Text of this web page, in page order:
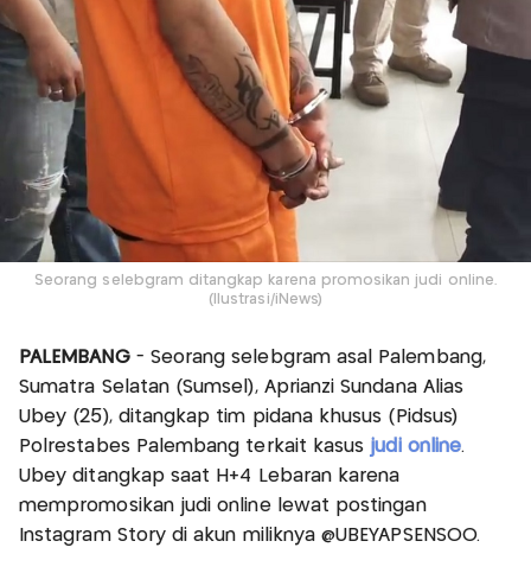
Seorang selebgram ditangkap karena promosikan judi online.
(Ilustrasi/iNews)
PALEMBANG- Seorang selebgram asal Palembang,
Sumatra Selatan (Sumsel), Aprianzi Sundana Alias
Ubey (25), ditangkap tim pidana khusus (Pidsus)
Polrestabes Palembang terkait kasus judi online.
Ubey ditangkap saat H+4 Lebaran karena
mempromosikan judi online lewat postingan
Instagram Story di akun miliknya @UBEYAPSENSOO.